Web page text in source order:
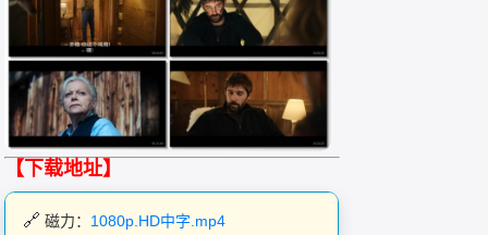
【下载地址】
磁力： 1080p.HD中字.mp4